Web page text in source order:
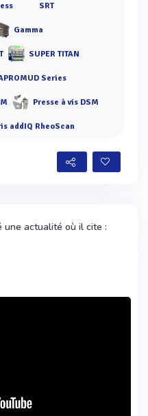
SRT
Gamma
SUPER TITAN
Series
Presse à vis DSM
addIQ RheoScan
une actualité où il cite :